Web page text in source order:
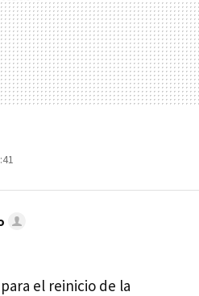
el reinicio de la